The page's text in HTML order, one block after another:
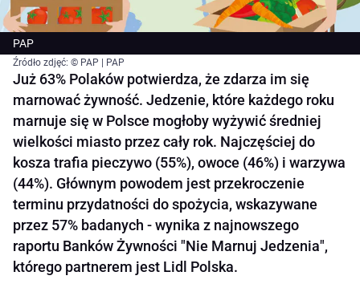
PAP
Źródło zdjęć: © PAP | PAP
Już 63% Polaków potwierdza, że zdarza im się
marnować żywność. Jedzenie, które każdego roku
marnuje się w Polsce mogłoby wyżywić średniej
wielkości miasto przez cały rok. Najczęściej do
kosza trafia pieczywo (55%), owoce (46%) i warzywa
(44%). Głównym powodem jest przekroczenie
terminu przydatności do spożycia, wskazywane
przez 57% badanych - wynika z najnowszego
raportu Banków Żywności "Nie Marnuj Jedzenia",
którego partnerem jest Lidl Polska.